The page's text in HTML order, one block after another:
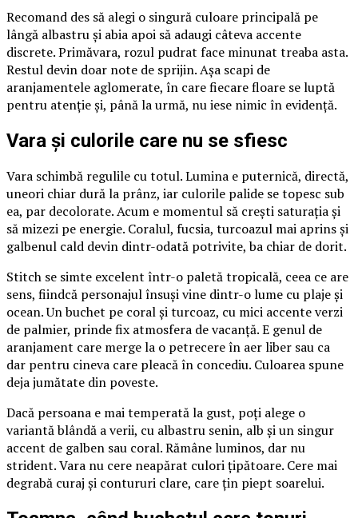
Recomand des să alegi o singură culoare principală pe
lângă albastru și abia apoi să adaugi câteva accente
discrete. Primăvara, rozul pudrat face minunat treaba asta.
Restul devin doar note de sprijin. Așa scapi de
aranjamentele aglomerate, în care fiecare floare se luptă
pentru atenție și, până la urmă, nu iese nimic în evidență.
Vara și culorile care nu se sfiesc
Vara schimbă regulile cu totul. Lumina e puternică, directă,
uneori chiar dură la prânz, iar culorile palide se topesc sub
ea, par decolorate. Acum e momentul să crești saturația și
să mizezi pe energie. Coralul, fucsia, turcoazul mai aprins și
galbenul cald devin dintr-odată potrivite, ba chiar de dorit.
Stitch se simte excelent într-o paletă tropicală, ceea ce are
sens, fiindcă personajul însuși vine dintr-o lume cu plaje și
ocean. Un buchet pe coral și turcoaz, cu mici accente verzi
de palmier, prinde fix atmosfera de vacanță. E genul de
aranjament care merge la o petrecere în aer liber sau ca
dar pentru cineva care pleacă în concediu. Culoarea spune
deja jumătate din poveste.
Dacă persoana e mai temperată la gust, poți alege o
variantă blândă a verii, cu albastru senin, alb și un singur
accent de galben sau coral. Rămâne luminos, dar nu
strident. Vara nu cere neapărat culori țipătoare. Cere mai
degrabă curaj și contururi clare, care țin piept soarelui.